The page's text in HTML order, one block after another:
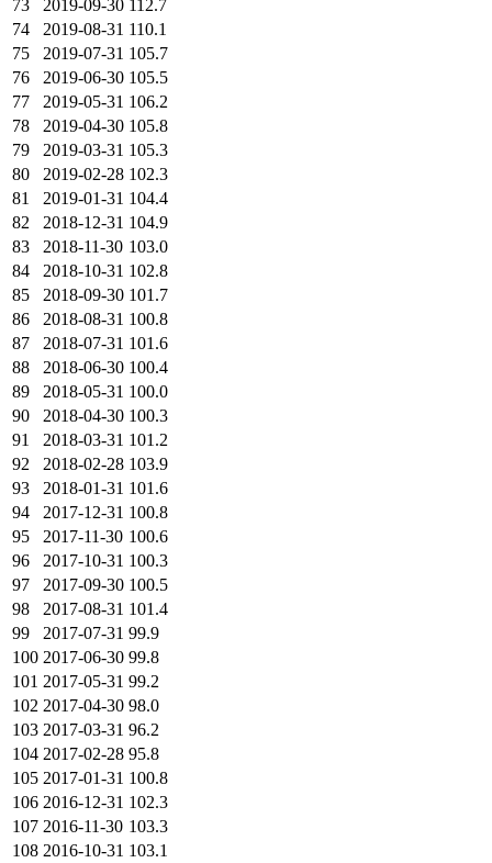
73
2019-09-30 112.7
74
2019-08-31 110.1
75
2019-07-31 105.7
76
2019-06-30 105.5
77
2019-05-31 106.2
78
2019-04-30 105.8
79
2019-03-31 105.3
80
2019-02-28 102.3
81
2019-01-31 104.4
82
2018-12-31 104.9
83
2018-11-30 103.0
84
2018-10-31 102.8
85
2018-09-30 101.7
86
2018-08-31 100.8
87
2018-07-31 101.6
88
2018-06-30 100.4
89
2018-05-31 100.0
90
2018-04-30 100.3
91
2018-03-31 101.2
92
2018-02-28 103.9
93
2018-01-31 101.6
94
2017-12-31 100.8
95
2017-11-30 100.6
96
2017-10-31 100.3
97
2017-09-30 100.5
98
2017-08-31 101.4
99
2017-07-31 99.9
100 2017-06-30 99.8
101 2017-05-31 99.2
102 2017-04-30 98.0
103 2017-03-31 96.2
104 2017-02-28 95.8
105 2017-01-31 100.8
106 2016-12-31 102.3
107 2016-11-30 103.3
108 2016-10-31 103.1